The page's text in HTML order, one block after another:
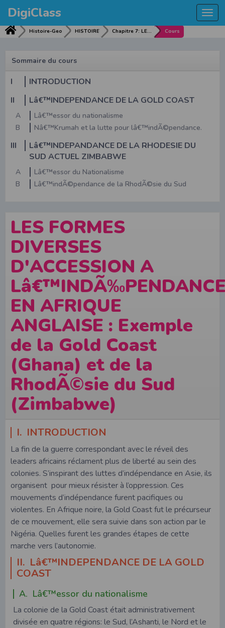
DigiClass
Histoire-Geo HISTOIRE Chapitre 7: LES FORMES DIVERSES D'ACCESSION A Lâ€™INDÃ‰PENDANCE EN AFRIQUE ANGLAISE : Exemple de la Gold Coast (Ghana) et de la RhodÃ©sie du Sud (Zimbabwe) Cours
LES FORMES
DIVERSES
D'ACCESSION A
EN AFRIQUE
ANGLAISE : Exemple
de la Gold Coast
(Ghana) et de la
RhodÃ©sie du Sud
(Zimbabwe)
I. INTRODUCTION
La fin de la guerre correspondant avec le réveil des
leaders africains réclament plus de liberté au sein des
colonies. S’inspirant des luttes d’indépendance en Asie, ils
organisent pour mieux résister à l’oppression. Ces
mouvements d’indépendance furent pacifiques ou
violentes. En Afrique noire, la Gold Coast fut le précurseur
de ce mouvement, elle sera suivie dans son action par le
Nigéria. Quelles furent les grandes étapes de cette
marche vers l’autonomie.
II. Lâ€™INDEPENDANCE DE LA GOLD
COAST
A. Lâ€™essor du nationalisme
La colonie de la Gold Coast était administrativement
divisée en quatre régions: le Sud, l’Ashanti, le Nord et le
Sommaire du cours
I
INTRODUCTION
II
Lâ€™INDEPENDANCE DE LA GOLD COAST
A
Lâ€™essor du nationalisme
B
Nâ€™Krumah et la lutte pour lâ€™indÃ©pendance.
III
Lâ€™INDEPANDANCE DE LA RHODESIE DU
SUD ACTUEL ZIMBABWE
A
Lâ€™essor du Nationalisme
B
Lâ€™indÃ©pendance de la RhodÃ©sie du Sud